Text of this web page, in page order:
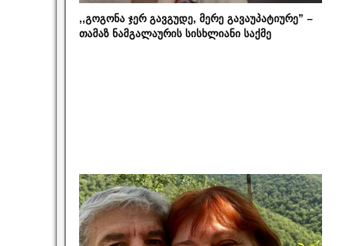
,,გოგონა ჯერ გავგუდე, მერე გავაუპატიურე” –
თამაზ ნამგალაურის სისხლიანი საქმე